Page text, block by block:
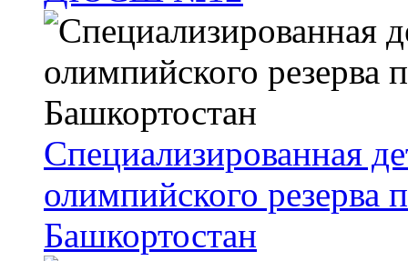
Специализированная
олимпийского резерва
Башкортостан